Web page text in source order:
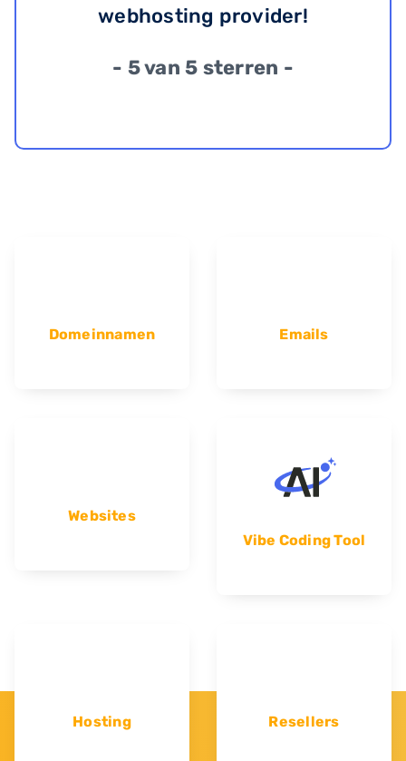
webhosting provider!
- 5 van 5 sterren -
Domeinnamen Emails
Websites
Vibe Coding Tool
Hosting Resellers